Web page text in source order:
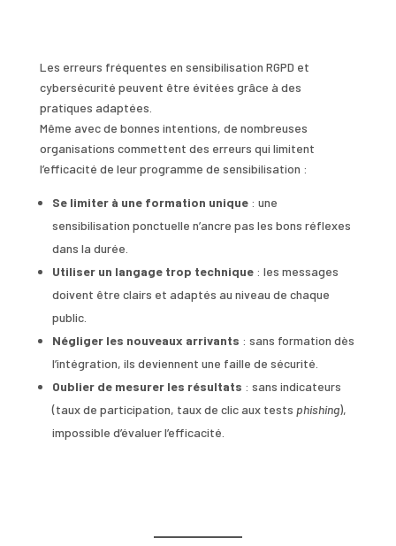
Les erreurs fréquentes en sensibilisation RGPD et
cybersécurité peuvent être évitées grâce à des
pratiques adaptées.
Même avec de bonnes intentions, de nombreuses
organisations commettent des erreurs qui limitent
l’efficacité de leur programme de sensibilisation :
Se limiter à une formation unique: une
sensibilisation ponctuelle n’ancre pas les bons réflexes
dans la durée.
Utiliser un langage trop technique: les messages
doivent être clairs et adaptés au niveau de chaque
public.
Négliger les nouveaux arrivants : sans formation dès
l’intégration, ils deviennent une faille de sécurité.
Oublier de mesurer les résultats : sans indicateurs
(taux de participation, taux de clic aux tests phishing),
impossible d’évaluer l’efficacité.